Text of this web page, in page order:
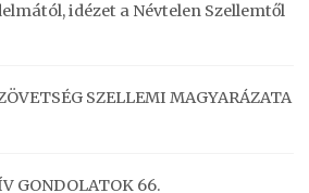
idézet a Névtelen Szellemtől
SZELLEMI MAGYARÁZATA
GONDOLATOK 66.